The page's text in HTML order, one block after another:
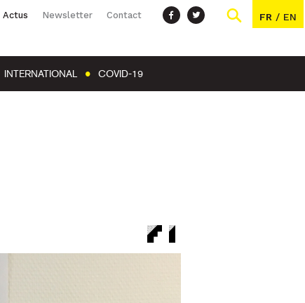
Actus Newsletter Contact FR / EN
INTERNATIONAL COVID-19